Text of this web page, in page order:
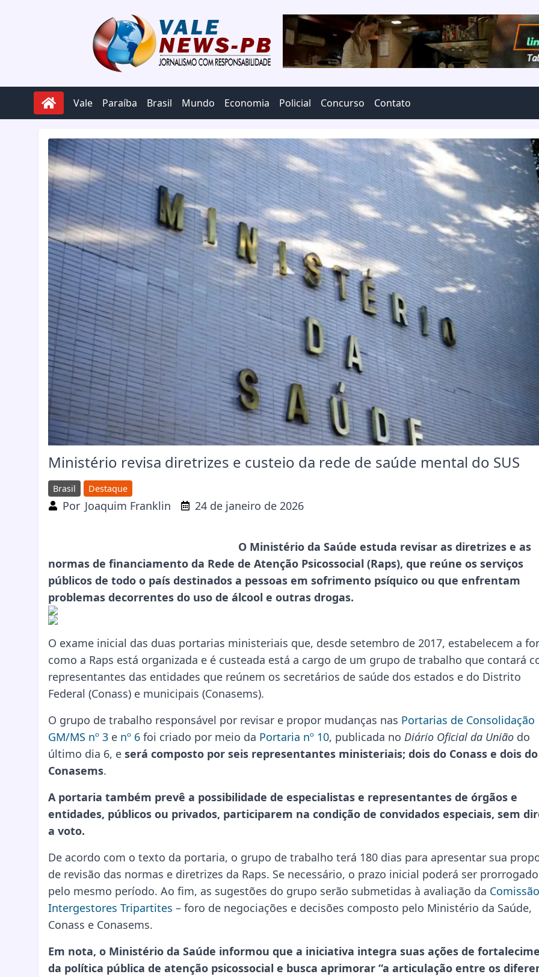
Vale Paraíba Brasil Mundo Economia Policial Concurso Contato
Ministério revisa diretrizes e custeio da rede de saúde mental do SUS
Brasil Destaque
Por Joaquim Franklin 24 de janeiro de 2026
O Ministério da Saúde estuda revisar as diretrizes e as
normas de financiamento da Rede de Atenção Psicossocial (Raps), que reúne os serviços
públicos de todo o país destinados a pessoas em sofrimento psíquico ou que enfrentam
problemas decorrentes do uso de álcool e outras drogas.
O exame inicial das duas portarias ministeriais que, desde setembro de 2017, estabelecem a
como a Raps está organizada e é custeada está a cargo de um grupo de trabalho que contará
representantes das entidades que reúnem os secretários de saúde dos estados e do Distrito
Federal (Conass) e municipais (Conasems).
O grupo de trabalho responsável por revisar e propor mudanças nas Portarias de Consolidação
GM/MS nº 3 e nº 6 foi criado por meio da Portaria nº 10, publicada no Diário Oficial da União do
último dia 6, e será composto por seis representantes ministeriais; dois do Conass e dois do
Conasems.
A portaria também prevê a possibilidade de especialistas e representantes de órgãos e
entidades, públicos ou privados, participarem na condição de convidados especiais, sem
a voto.
De acordo com o texto da portaria, o grupo de trabalho terá 180 dias para apresentar sua
de revisão das normas e diretrizes da Raps. Se necessário, o prazo inicial poderá ser prorrogado
pelo mesmo período. Ao fim, as sugestões do grupo serão submetidas à avaliação da Comissão
Intergestores Tripartites – foro de negociações e decisões composto pelo Ministério da Saúde,
Conass e Conasems.
Em nota, o Ministério da Saúde informou que a iniciativa integra suas ações de
da política pública de atenção psicossocial e busca aprimorar “a articulação entre os